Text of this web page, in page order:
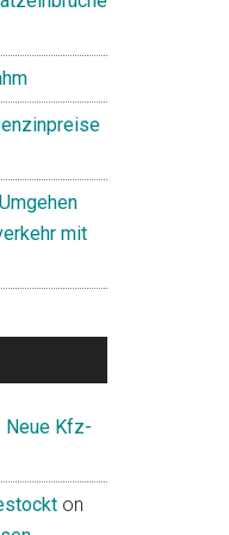
mit
Neue Kfz-
on